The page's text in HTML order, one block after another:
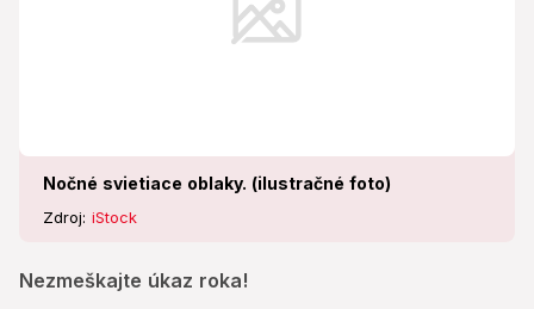
Nočné svietiace oblaky. (ilustračné foto)
Zdroj: iStock
Nezmeškajte úkaz roka!